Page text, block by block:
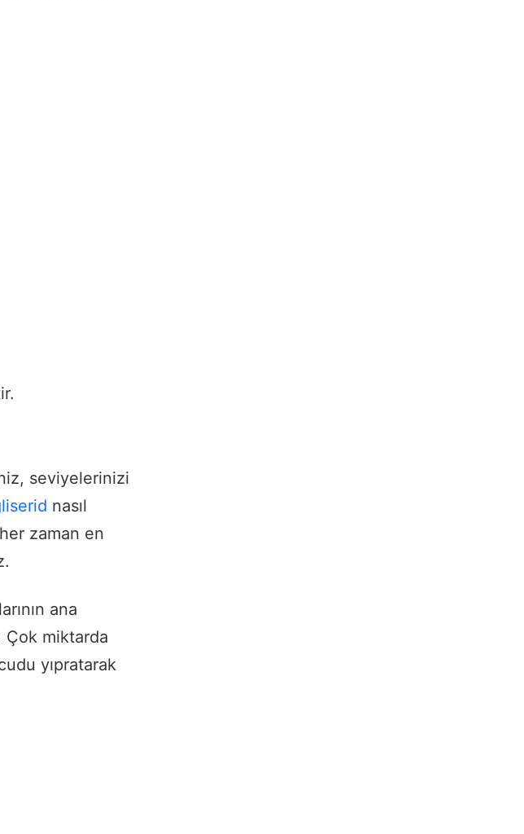
seviyelerinizi
nasıl
zaman en
ana
Çok miktarda
yıpratarak